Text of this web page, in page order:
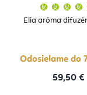
Elia aróma
Odosielame do
59,50 €